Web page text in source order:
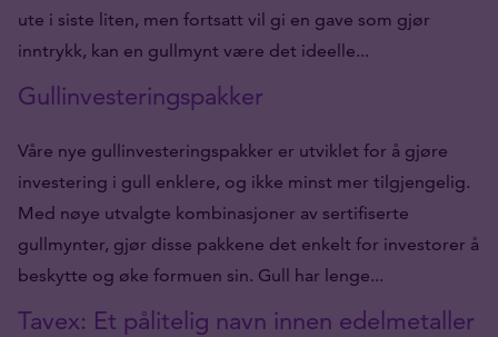
ute i siste liten, men fortsatt vil gi en gave som gjør
inntrykk, kan en gullmynt være det ideelle...
Gullinvesteringspakker
Våre nye gullinvesteringspakker er utviklet for å gjøre
investering i gull enklere, og ikke minst mer tilgjengelig.
Med nøye utvalgte kombinasjoner av sertifiserte
gullmynter, gjør disse pakkene det enkelt for investorer å
beskytte og øke formuen sin. Gull har lenge...
Tavex: Et pålitelig navn innen edelmetaller